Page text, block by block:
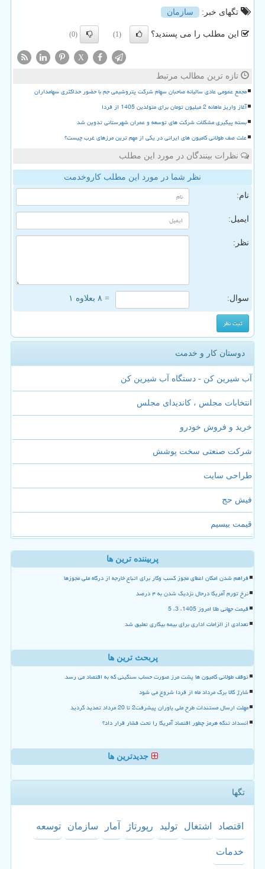
تگهای خبر:
سازمان
این مطلب را می پسندید؟ (1)
(0)
X
تازه ترین مطالب مرتبط
مجمع عمومی عادی سالیانه صاحبان سهام شرکت پتروشیمی جم با حضور حداکثری سهامداران
آغاز واریز ماهانه 2 میلیون تومان برای متولدین 1405 از فردا
بسته پیگیری مشکلات شرکت های توسعه و عمران شهرستانی تدوین شد
علت صف طولانی کامیون های ایرانی در یکی از مهم ترین مرزهای غرب چیست؟
نظرات بینندگان در مورد این مطلب
نظر شما در مورد این مطلب کاروخدمت
نام:
ایمیل:
نظر:
سوال: = ۸ بعلاوه ۱
دوستان کار و خدمت
آب شیرین کن - دستگاه آب شیرین کن
انتخابات مجلس ، کاندیدای مجلس
خرید و فروش خودرو
شرکت صنعتی سخت پوشش
طراحی سایت
فیش حج
قیمت بیسیم
پربیننده ترین ها
فراهم شدن امکان اعطای مجوز کسب وکار برای اتباع خارجه از درگاه ملی مجوزها
نرخ تورم آمریکا درحال نزدیک شدن به ۴ درصد
قیمت جهانی طلا امروز 1405، 3، 5
تعدادی از الزامات اداری برای بیمه بیکاری تعلیق شد
پربحث ترین ها
توقف طولانی کامیون ها پشت مرز صورت حساب سنگینی که به اقتصاد می رسد
شارژ کالا برگ مرداد ماه از فردا شروع می شود
مهلت ارسال مستندات طرح ملی یاوران پیشرفت2 تا 20 مرداد تمدید گردید
انسداد تنگه هرمز چطور اقتصاد آمریکا را تحت فشار قرار داد؟
جدیدترین ها
تگها
اقتصاد اشتغال تولید رپورتاژ آمار سازمان توسعه
خدمات